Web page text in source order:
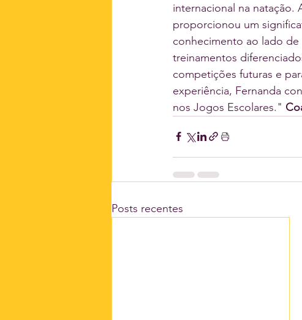
internacional na natação.
proporcionou um
conhecimento ao lado
treinamentos
competições futuras e
experiência, Fernanda
nos Jogos Escolares."
Posts recentes